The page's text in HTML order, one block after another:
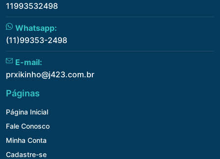
11993532498
Whatsapp:
(11)99353-2498
E-mail:
prxikinho@j423.com.br
Páginas
Página Inicial
Fale Conosco
Minha Conta
Cadastre-se